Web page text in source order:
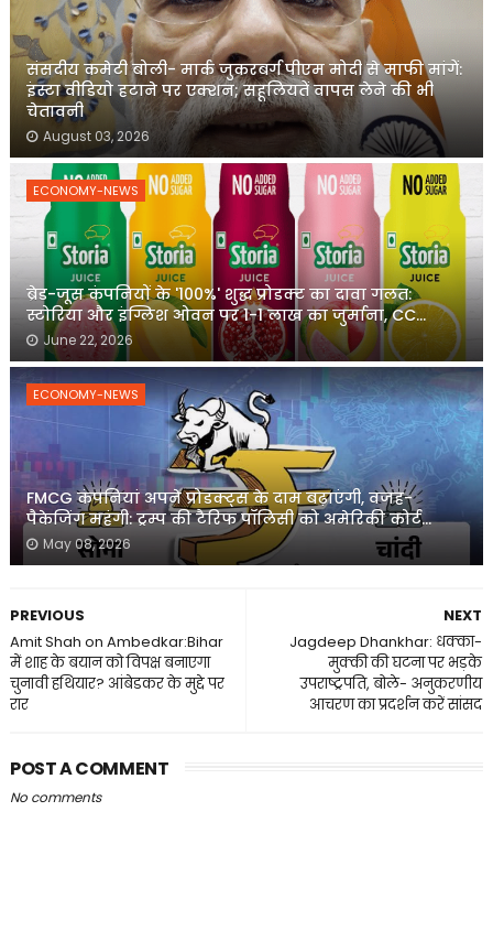
संसदीय कमेटी बोली- मार्क जुकरबर्ग पीएम मोदी से माफी मांगें:
इंस्टा वीडियो हटाने पर एक्शन; सहूलियतें वापस लेने की भी
चेतावनी
August 03, 2026
ECONOMY-NEWS
ब्रेड-जूस कंपनियों के '100%' शुद्ध प्रोडक्ट का दावा गलत:
स्टोरिया और इंग्लिश ओवन पर 1-1 लाख का जुर्माना, CC...
June 22, 2026
ECONOMY-NEWS
FMCG कंपनियां अपने प्रोडक्ट्स के दाम बढ़ाएंगी, वजह-
पैकेजिंग महंगी: ट्रम्प की टैरिफ पॉलिसी को अमेरिकी कोर्ट...
May 08, 2026
NEXT
Jagdeep Dhankhar: धक्का-
मुक्की की घटना पर भड़के
उपराष्ट्रपति, बोले- अनुकरणीय
आचरण का प्रदर्शन करें सांसद
PREVIOUS
Amit Shah on Ambedkar:Bihar
में शाह के बयान को विपक्ष बनाएगा
चुनावी हथियार? आंबेडकर के मुद्दे पर
रार
POST A COMMENT
No comments